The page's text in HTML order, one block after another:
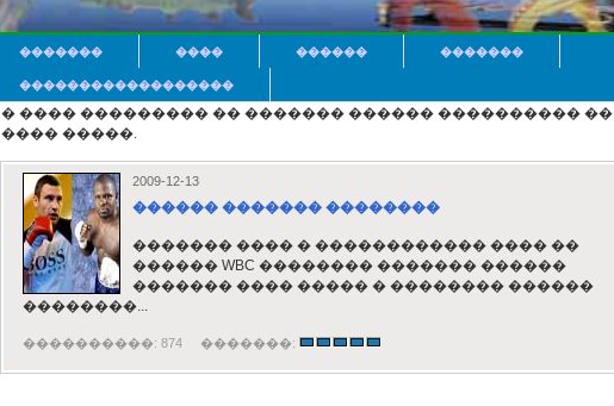
������� ���� ������ �������
������������������
� ���� ��������� �� ������� ������ ���������� ��
���� �����.
2009-12-13
������ ������� ��������
������� ���� � ������������ ���� ��
������ WBC �������� ������� ������
������� ���� ����� � �������� ������
��������...
����������: 874 �������: